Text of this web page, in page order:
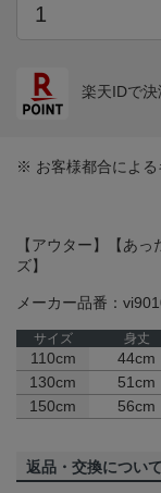
楽天IDで決
※ お客様都合による
【アウター】【あ
ズ】
メーカー品番：
サイズ 身丈
110cm 44cm
130cm
51cm
150cm
56cm
返品・交換について